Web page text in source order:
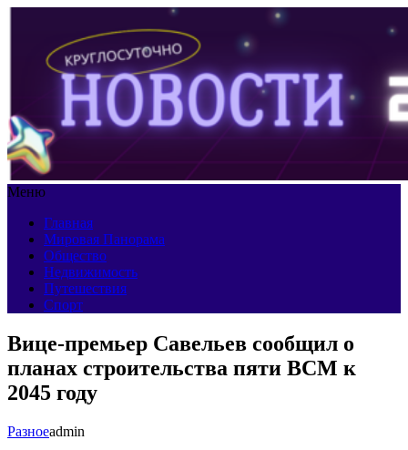
Меню
Главная
Мировая Панорама
Общество
Недвижимость
Путешествия
Спорт
Вице-премьер Савельев сообщил о
планах строительства пяти ВСМ к
2045 году
Разноеadmin